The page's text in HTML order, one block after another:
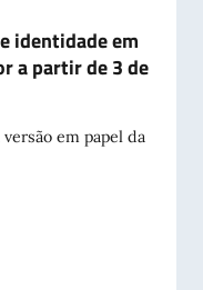
identidade em
a partir de 3 de
em papel da